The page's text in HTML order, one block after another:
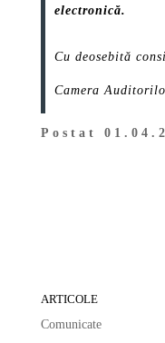
electronică.
Cu deosebită
Camera
Postat
ARTICOLE
Comunicate